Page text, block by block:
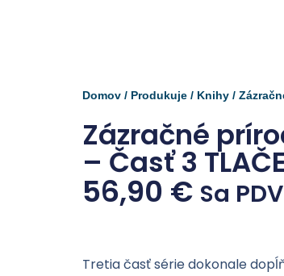
Domov / Produkuje / Knihy /
Zázračné
– Časť 3
56,90 € Sa PDV
Tretia časť série dokonale